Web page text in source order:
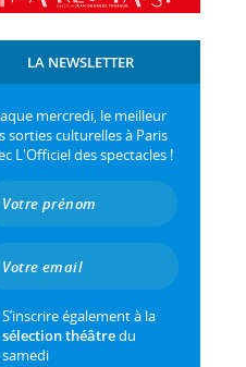
LA NEWSLETTER
mercredi, le meilleur
sorties culturelles à Paris
L'Officiel des spectacles !
S’inscrire également à la
sélection théâtredu
samedi